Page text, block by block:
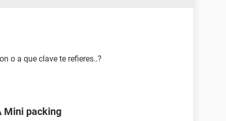
o a que clave te refieres..?
Mini packing